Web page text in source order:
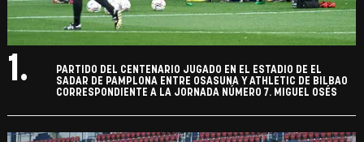
1.
PARTIDO DEL CENTENARIO JUGADO EN EL ESTADIO DE EL
SADAR DE PAMPLONA ENTRE OSASUNA Y ATHLETIC DE BILBAO
CORRESPONDIENTE A LA JORNADA NÚMERO 7. MIGUEL OSÉS